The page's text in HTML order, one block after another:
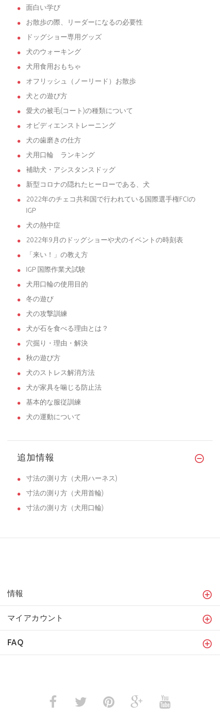
面白い学び
お散歩の際、リーダーになるの必要性
ドッグショー専用グッズ
犬のウォーキング
犬用食用おもちゃ
オフリッシュ（ノーリード）お散歩
犬との遊び方
愛犬の被毛(コート)の種類について
オビディエンストレーニング
犬の歯磨きの仕方
犬用口輪 ランキング
補助犬・アシスタンスドッグ
新型コロナの隠れたヒーローである、犬
2022年のチェコ共和国で行われている国際選手権FCIの
IGP
犬の熱中症
2022年9月のドッグショーや犬のイベントの時刻表
「来い！」の教え方
IGP 国際作業犬試験
犬用口輪の使用目的
冬の遊び
犬の攻撃訓練
犬が石を食べる理由とは？
穴掘り・理由・解決
秋の遊び方
犬のストレス解消方法
犬が家具を噛じる防止法
基本的な服従訓練
犬の運動について
追加情報
寸法の測り方（犬用ハーネス)
寸法の測り方（犬用首輪)
寸法の測り方（犬用口輪)
情報
マイアカウント
FAQ